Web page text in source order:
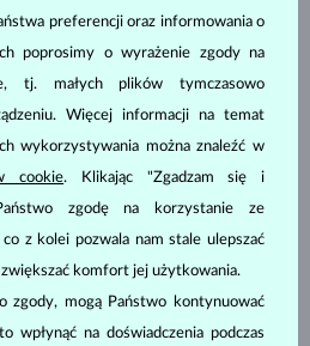
ATELIER KLENOTA
preferencji oraz informowania o
poprosimy o wyrażenie zgody na
tj. małych plików tymczasowo
Więcej informacji na temat
wykorzystywania można znaleźć w
cookie. Klikając "Zgadzam się i
zgodę na korzystanie ze
z kolei pozwala nam stale ulepszać
komfort jej użytkowania.
zgody, mogą Państwo kontynuować
wpłynąć na doświadczenia podczas